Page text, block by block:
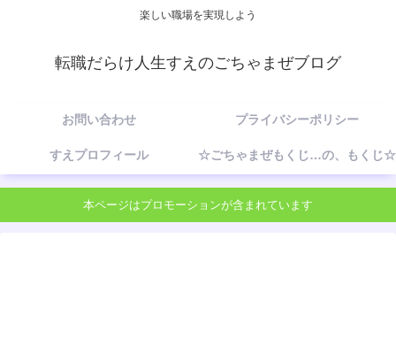
楽しい職場を実現しよう
転職だらけ人生すえのごちゃまぜブログ
お問い合わせ プライバシーポリシー
すえプロフィール ☆ごちゃまぜもくじ…の、もくじ☆
本ページはプロモーションが含まれています